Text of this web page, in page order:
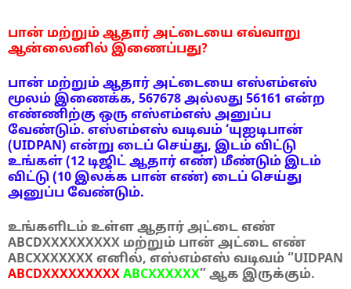
பான் மற்றும் ஆதார் அட்டையை எவ்வாறு
ஆன்லைனில் இணைப்பது?
பான் மற்றும் ஆதார் அட்டையை எஸ்எம்எஸ்
மூலம் இணைக்க, 567678 அல்லது 56161 என்ற
எண்ணிற்கு ஒரு எஸ்எம்எஸ் அனுப்ப
வேண்டும். எஸ்எம்எஸ் வடிவம் ‘யுஐடிபான்
(UIDPAN) என்று டைப் செய்து, இடம் விட்டு
உங்கள் (12 டிஜிட் ஆதார் எண்) மீண்டும் இடம்
விட்டு (10 இலக்க பான் எண்) டைப் செய்து
அனுப்ப வேண்டும்.
உங்களிடம் உள்ள ஆதார் அட்டை எண்
ABCDXXXXXXXXX மற்றும் பான் அட்டை எண்
ABCXXXXXXX எனில், எஸ்எம்எஸ் வடிவம் “UIDPAN
ABCDXXXXXXXXX ABCXXXXXX” ஆக இருக்கும்.